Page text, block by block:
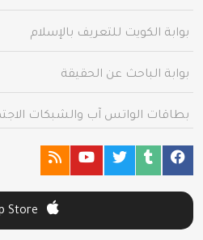
بوابة الكويت للتعريف بالإسلام
بوابة الباحث عن الحقيقة
بطاقات الواتس آب والشبكات